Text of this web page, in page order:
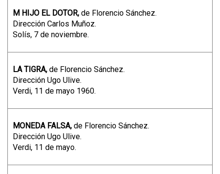
M HIJO EL DOTOR, de Florencio Sánchez.
Dirección Carlos Muñoz.
Solís, 7 de noviembre.
LA TIGRA, de Florencio Sánchez.
Dirección Ugo Ulive.
Verdi, 11 de mayo 1960.
MONEDA FALSA, de Florencio Sánchez.
Dirección Ugo Ulive.
Verdi, 11 de mayo.